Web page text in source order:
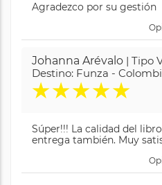
Agradezco por su gestión
Johanna Arévalo | Tipo
Destino: Funza -
★★★★★
Súper!!! La calidad del
entrega también. Muy